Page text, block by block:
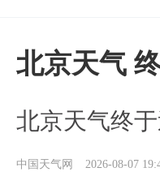
北京天气
北京天气终
中国天气网 2026-08-07